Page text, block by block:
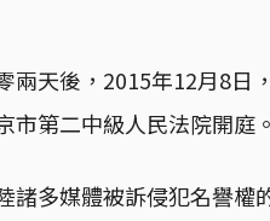
兩天後，2015年12月8日
第二中級人民法院開庭。
多媒體被訴侵犯名譽權